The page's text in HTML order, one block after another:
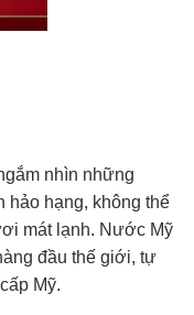
nhìn những
hảo hạng, không thể
mát lạnh. Nước Mỹ
đầu thế giới, tự
Mỹ.